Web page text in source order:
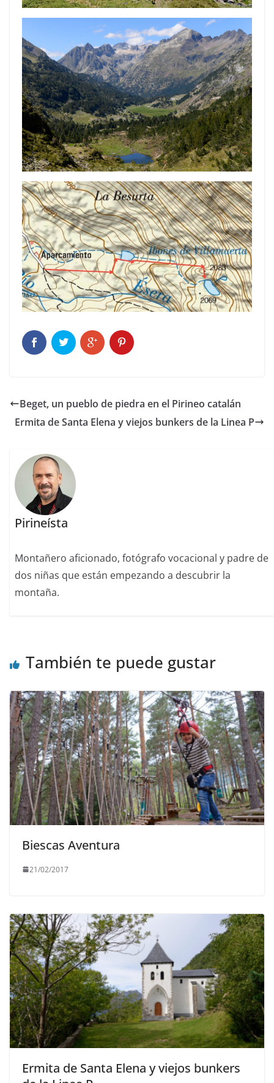
Beget, un pueblo de piedra en el Pirineo catalán
Ermita de Santa Elena y viejos bunkers de la Linea P
Pirineísta
Montañero aficionado, fotógrafo vocacional y padre de
dos niñas que están empezando a descubrir la
montaña.
También te puede gustar
Biescas Aventura
21/02/2017
Ermita de Santa Elena y viejos bunkers